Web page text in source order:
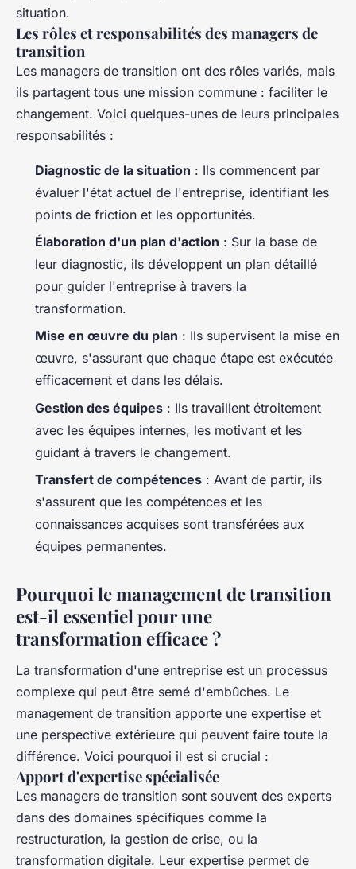
situation.
Les rôles et responsabilités des managers de
transition
Les managers de transition ont des rôles variés, mais
ils partagent tous une mission commune : faciliter le
changement. Voici quelques-unes de leurs principales
responsabilités :
Diagnostic de la situation : Ils commencent par
évaluer l'état actuel de l'entreprise, identifiant les
points de friction et les opportunités.
Élaboration d'un plan d'action : Sur la base de
leur diagnostic, ils développent un plan détaillé
pour guider l'entreprise à travers la
transformation.
Mise en œuvre du plan : Ils supervisent la mise en
œuvre, s'assurant que chaque étape est exécutée
efficacement et dans les délais.
Gestion des équipes : Ils travaillent étroitement
avec les équipes internes, les motivant et les
guidant à travers le changement.
Transfert de compétences : Avant de partir, ils
s'assurent que les compétences et les
connaissances acquises sont transférées aux
équipes permanentes.
Pourquoi le management de transition
est-il essentiel pour une
transformation efficace ?
La transformation d'une entreprise est un processus
complexe qui peut être semé d'embûches. Le
management de transition apporte une expertise et
une perspective extérieure qui peuvent faire toute la
différence. Voici pourquoi il est si crucial :
Apport d'expertise spécialisée
Les managers de transition sont souvent des experts
dans des domaines spécifiques comme la
restructuration, la gestion de crise, ou la
transformation digitale. Leur expertise permet de